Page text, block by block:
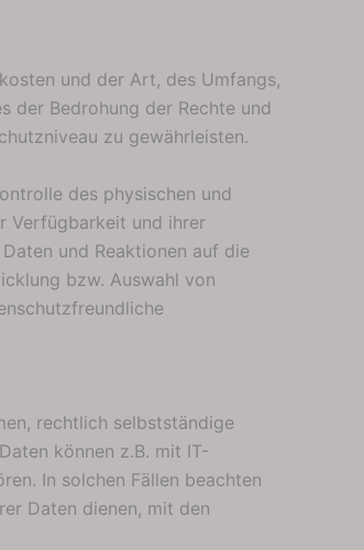
und der Art, des Umfangs,
der Bedrohung der Rechte und
zu gewährleisten.
des physischen und
Verfügbarkeit und ihrer
und Reaktionen auf die
bzw. Auswahl von
rechtlich selbstständige
können z.B. mit IT-
In solchen Fällen beachten
Daten dienen, mit den